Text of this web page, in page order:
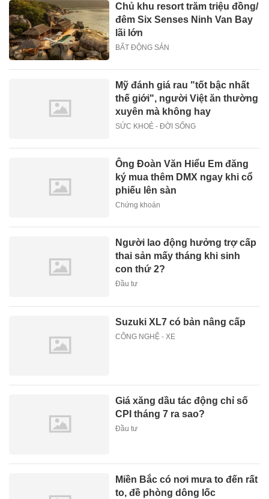
Chủ khu resort trăm triệu đồng/
đêm Six Senses Ninh Van Bay
lãi lớn
BẤT ĐỘNG SẢN
Mỹ đánh giá rau "tốt bậc nhất
thế giới", người Việt ăn thường
xuyên mà không hay
SỨC KHOẺ - ĐỜI SỐNG
Ông Đoàn Văn Hiểu Em đăng
ký mua thêm DMX ngay khi cổ
phiếu lên sàn
Chứng khoán
Người lao động hưởng trợ cấp
thai sản mấy tháng khi sinh
con thứ 2?
Đầu tư
Suzuki XL7 có bản nâng cấp
CÔNG NGHỆ - XE
Giá xăng dầu tác động chỉ số
CPI tháng 7 ra sao?
Đầu tư
Miền Bắc có nơi mưa to đến rất
to, đề phòng dông lốc